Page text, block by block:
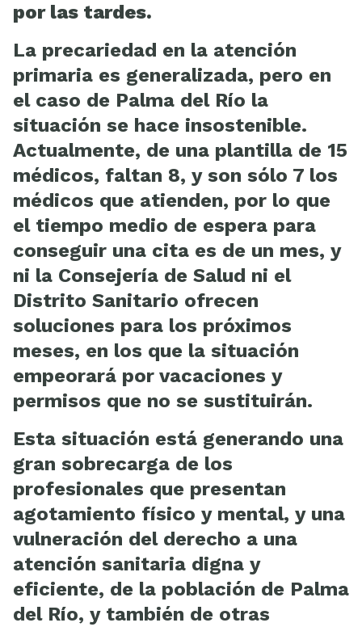
por las tardes.
La precariedad en la atención
primaria es generalizada, pero en
el caso de Palma del Río la
situación se hace insostenible.
Actualmente, de una plantilla de 15
médicos, faltan 8, y son sólo 7 los
médicos que atienden, por lo que
el tiempo medio de espera para
conseguir una cita es de un mes, y
ni la Consejería de Salud ni el
Distrito Sanitario ofrecen
soluciones para los próximos
meses, en los que la situación
empeorará por vacaciones y
permisos que no se sustituirán.
Esta situación está generando una
gran sobrecarga de los
profesionales que presentan
agotamiento físico y mental, y una
vulneración del derecho a una
atención sanitaria digna y
eficiente, de la población de Palma
del Río, y también de otras